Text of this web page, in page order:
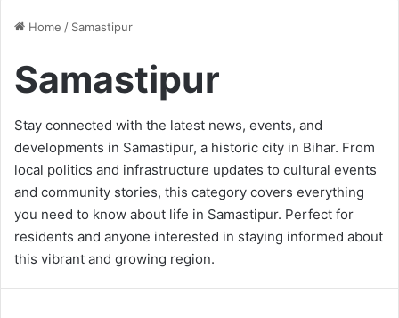
Home / Samastipur
Samastipur
Stay connected with the latest news, events, and
developments in Samastipur, a historic city in Bihar. From
local politics and infrastructure updates to cultural events
and community stories, this category covers everything
you need to know about life in Samastipur. Perfect for
residents and anyone interested in staying informed about
this vibrant and growing region.